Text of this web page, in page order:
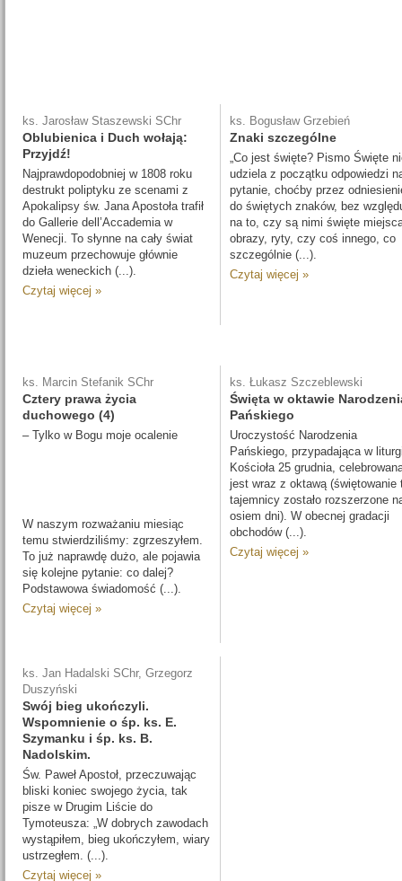
ks. Jarosław Staszewski SChr
Oblubienica i Duch wołają:
Przyjdź!
Najprawdopodobniej w 1808 roku
destrukt poliptyku ze scenami z
Apokalipsy św. Jana Apostoła trafił
do Gallerie dell’Accademia w
Wenecji. To słynne na cały świat
muzeum przechowuje głównie
dzieła weneckich (...).
Czytaj więcej »
ks. Bogusław Grzebień
Znaki szczególne
„Co jest święte? Pismo Święte
udziela z początku odpowiedzi
pytanie, choćby przez
do świętych znaków, bez
na to, czy są nimi święte
obrazy, ryty, czy coś innego, co
szczególnie (...).
Czytaj więcej »
ks. Marcin Stefanik SChr
Cztery prawa życia
duchowego (4)
– Tylko w Bogu moje ocalenie
W naszym rozważaniu miesiąc
temu stwierdziliśmy: zgrzeszyłem.
To już naprawdę dużo, ale pojawia
się kolejne pytanie: co dalej?
Podstawowa świadomość (...).
Czytaj więcej »
ks. Łukasz Szczeblewski
Święta w oktawie
Pańskiego
Uroczystość Narodzenia
Pańskiego, przypadająca w
Kościoła 25 grudnia,
jest wraz z oktawą (świętowanie
tajemnicy zostało rozszerzone
osiem dni). W obecnej gradacji
obchodów (...).
Czytaj więcej »
ks. Jan Hadalski SChr, Grzegorz
Duszyński
Swój bieg ukończyli.
Wspomnienie o śp. ks. E.
Szymanku i śp. ks. B.
Nadolskim.
Św. Paweł Apostoł, przeczuwając
bliski koniec swojego życia, tak
pisze w Drugim Liście do
Tymoteusza: „W dobrych zawodach
wystąpiłem, bieg ukończyłem, wiary
ustrzegłem. (...).
Czytaj więcej »